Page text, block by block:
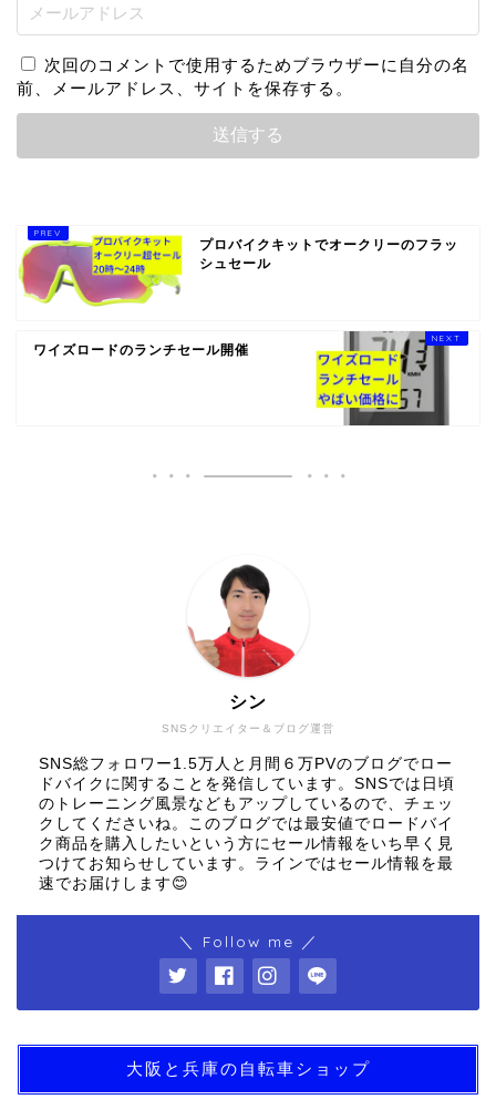
次回のコメントで使用するためブラウザーに自分の名
前、メールアドレス、サイトを保存する。
プロバイクキットでオークリーのフラッ
シュセール
ワイズロードのランチセール開催
SNSクリエイター＆ブログ運営
シン
SNS総フォロワー1.5万人と月間６万PVのブログでロー
ドバイクに関することを発信しています。SNSでは日頃
のトレーニング風景などもアップしているので、チェッ
クしてくださいね。このブログでは最安値でロードバイ
ク商品を購入したいという方にセール情報をいち早く見
つけてお知らせしています。ラインではセール情報を最
速でお届けします😊
＼ Follow me ／
大阪と兵庫の自転車ショップ